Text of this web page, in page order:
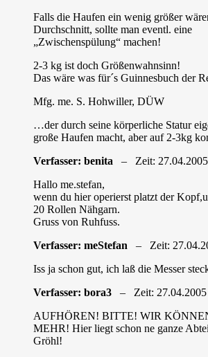
Falls die Haufen ein wenig größer
Durchschnitt, sollte man eventl. eine
„Zwischenspülung“ machen!
2-3 kg ist doch Größenwahnsinn!
Das wäre was für´s Guinnesbuch der
Mfg. me. S. Hohwiller, DÜW
…der durch seine körperliche Statur
große Haufen macht, aber auf 2-3kg
Verfasser: benita – Zeit: 27.04.2005
Hallo me.stefan,
wenn du hier operierst platzt der
20 Rollen Nähgarn.
Gruss von Ruhfuss.
Verfasser: meStefan – Zeit:
Iss ja schon gut, ich laß die Messer
Verfasser: bora3 – Zeit: 27.04.2005
AUFHÖREN! BITTE! WIR
MEHR! Hier liegt schon ne ganze
Gröhl!